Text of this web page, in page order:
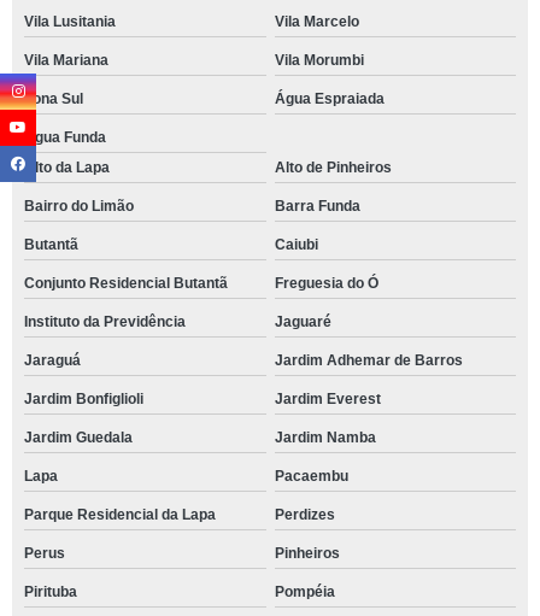
Vila Lusitania Vila Marcelo
Vila Mariana Vila Morumbi
Zona Sul Água Espraiada
Água Funda
Alto da Lapa
Alto de Pinheiros
Bairro do Limão Barra Funda
Butantã Caiubi
Conjunto Residencial Butantã Freguesia do Ó
Instituto da Previdência Jaguaré
Jaraguá Jardim Adhemar de Barros
Jardim Bonfiglioli Jardim Everest
Jardim Guedala Jardim Namba
Lapa Pacaembu
Parque Residencial da Lapa Perdizes
Perus Pinheiros
Pirituba Pompéia